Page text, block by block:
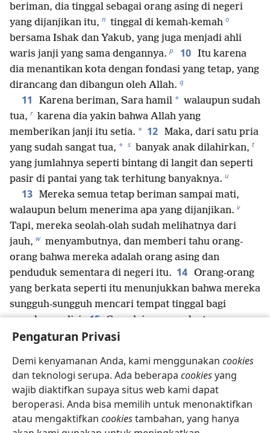
Pengaturan Privasi
Demi kenyamanan Anda, kami menggunakan cookies
dan teknologi serupa. Ada beberapa cookiesyang
wajib diaktifkan supaya situs web kami dapat
beroperasi. Anda bisa memilih untuk menonaktifkan
atau mengaktifkan cookiestambahan, yang hanya
beriman, dia tinggal sebagai orang asing di negeri
yang dijanjikan itu, n tinggal di kemah-kemah o
bersama Ishak dan Yakub, yang juga menjadi ahli
waris janji yang sama dengannya. p 10 Itu karena
dia menantikan kota dengan fondasi yang tetap, yang
dirancang dan dibangun oleh Allah. q
11 Karena beriman, Sara hamil * walaupun sudah
tua, r karena dia yakin bahwa Allah yang
memberikan janji itu setia. * 12 Maka, dari satu pria
yang sudah sangat tua, * s banyak anak dilahirkan, t
yang jumlahnya seperti bintang di langit dan seperti
pasir di pantai yang tak terhitung banyaknya. u
13 Mereka semua tetap beriman sampai mati,
walaupun belum menerima apa yang dijanjikan. v
Tapi, mereka seolah-olah sudah melihatnya dari
jauh, w menyambutnya, dan memberi tahu orang-
orang bahwa mereka adalah orang asing dan
penduduk sementara di negeri itu. 14 Orang-orang
yang berkata seperti itu menunjukkan bahwa mereka
sungguh-sungguh mencari tempat tinggal bagi
mereka sendiri. 15 Seandainya mereka terus
mengingat-ingat tempat yang sudah mereka
mereka berusaha mendapatkan tempat yang lebih
baik, yaitu yang berkaitan dengan surga. Maka Allah
tidak malu disebut Allah mereka,
y bahkan
menyiapkan sebuah kota untuk mereka. z
17 Karena beriman, Abraham, ketika diuji, a